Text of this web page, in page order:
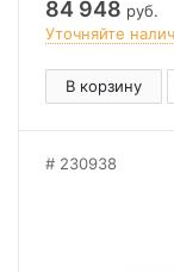
84 948 руб.
Уточняйте
В корзину
230938